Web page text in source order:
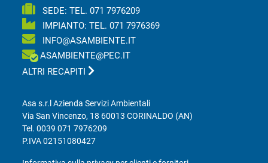
SEDE: TEL.071 7976209
IMPIANTO: TEL.071 7976369
INFO@ASAMBIENTE.IT
ASAMBIENTE@PEC.IT
ALTRI RECAPITI
Asa s.r.l Azienda Servizi Ambientali
Via San Vincenzo, 18 60013 CORINALDO (AN)
Tel.0039 071 7976209
P.IVA 02151080427